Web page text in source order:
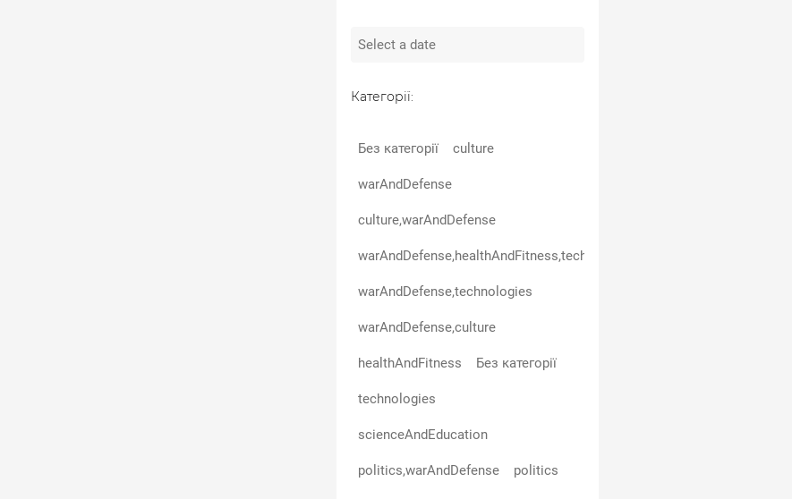
Категорії:
Без категорії culture
warAndDefense
culture,warAndDefense
warAndDefense,healthAndFitness,technologies
warAndDefense,technologies
warAndDefense,culture
healthAndFitness Без категорії
technologies
scienceAndEducation
politics,warAndDefense politics